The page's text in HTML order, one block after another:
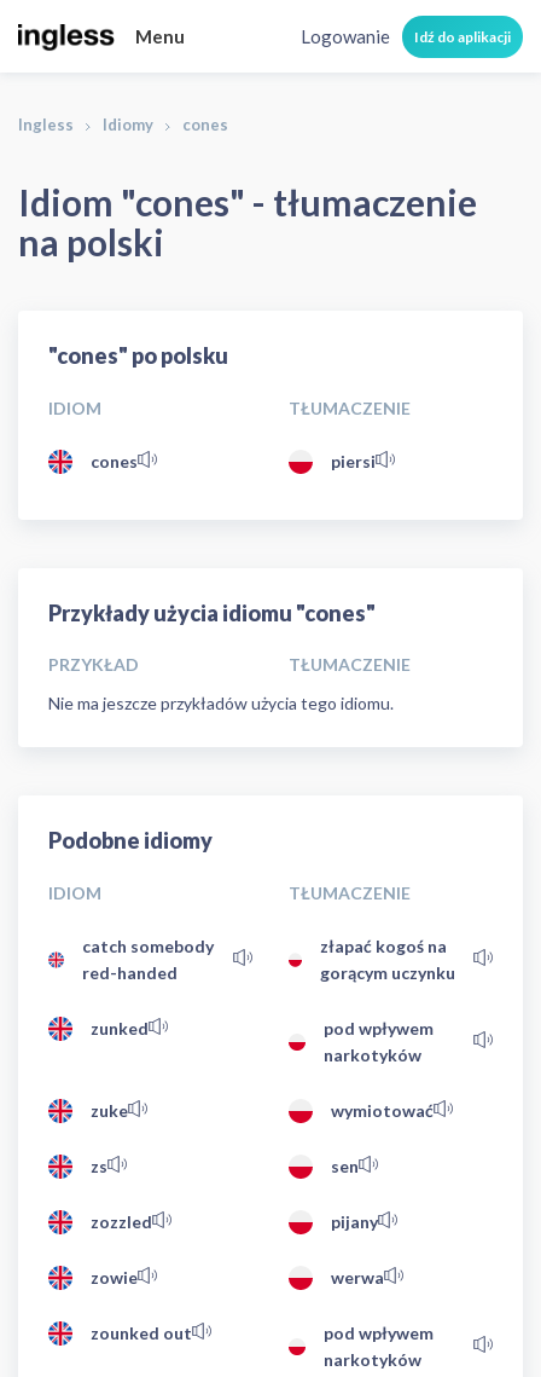
Menu Logowanie Idź do aplikacji
Ingless Idiomy cones
Idiom "cones" - tłumaczenie
na polski
"cones" po polsku
IDIOM TŁUMACZENIE
cones piersi
Przykłady użycia idiomu "cones"
PRZYKŁAD
TŁUMACZENIE
Nie ma jeszcze przykładów użycia tego idiomu.
Podobne idiomy
IDIOM TŁUMACZENIE
catch somebody
red-handed
złapać kogoś na
gorącym uczynku
zunked
pod wpływem
narkotyków
zuke wymiotować
zs sen
zozzled pijany
zowie werwa
zounked out
pod wpływem
narkotyków